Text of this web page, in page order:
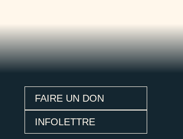
FAIRE UN DON
INFOLETTRE